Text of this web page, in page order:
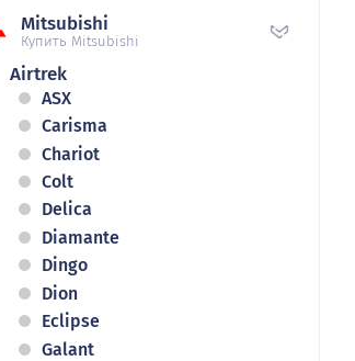
Mitsubishi
Купить Mitsubishi
Airtrek
ASX
Carisma
Chariot
Colt
Delica
Diamante
Dingo
Dion
Eclipse
Galant